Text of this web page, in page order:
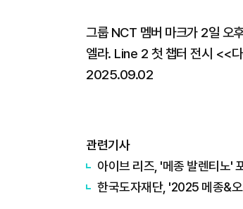
그룹 NCT 멤버 마크가 2일 오
엘라. Line 2 첫 챕터 전시 <<
2025.09.02
관련기사
아이브 리즈, '메종 발렌티노'
한국도자재단, '2025 메종&